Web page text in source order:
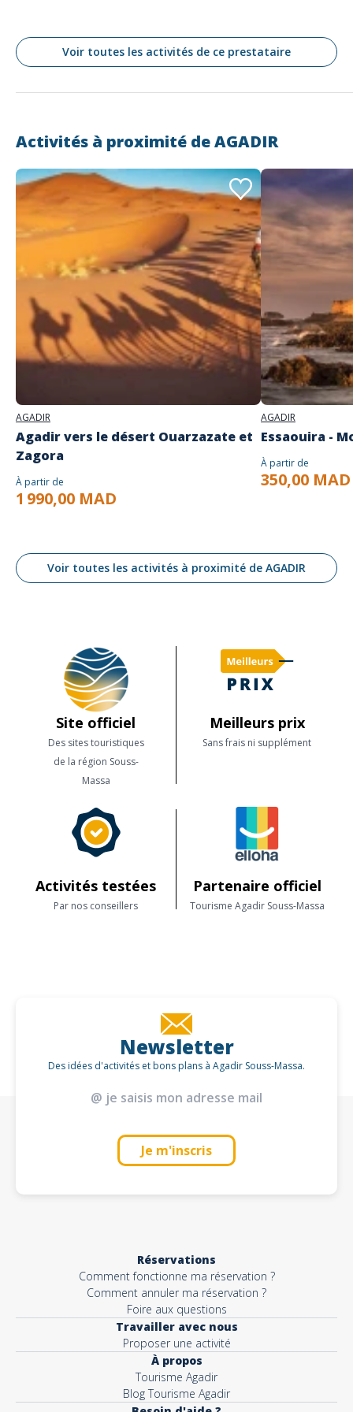
Voir toutes les activités de ce prestataire
Activités à proximité deAGADIR
AGADIR
Agadir vers le désert Ouarzazate et
Zagora
À partir de
1 990,00 MAD
AGADIR
Essaouira -
À partir de
350,00 MAD
Voir toutes les activités à proximité de AGADIR
Site officiel
Des sites touristiques
de la région Souss-
Massa
Meilleurs prix
Sans frais ni supplément
Activités testées
Par nos conseillers
Partenaire officiel
Tourisme Agadir Souss-Massa
Newsletter
Des idées d'activités et bons plans à Agadir Souss-Massa.
Je m'inscris
Réservations
Comment fonctionne ma réservation ?
Comment annuler ma réservation ?
Foire aux questions
Travailler avec nous
Proposer une activité
À propos
Tourisme Agadir
Blog Tourisme Agadir